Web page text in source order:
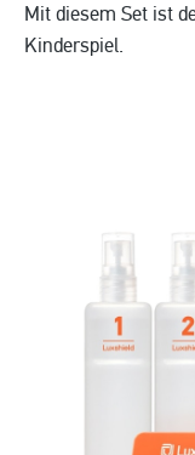
Mit diesem Set ist
Kinderspiel.